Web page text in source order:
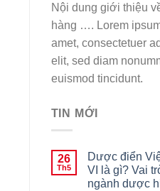
Nội dung giới thiệu
hàng …. Lorem
amet, consectetuer
elit, sed diam
euismod tincidunt.
TIN MỚI
26
Th5
Dược điển
VI là gì? Vai
ngành dược